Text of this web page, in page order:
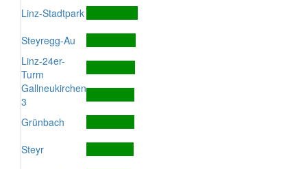
Linz-Stadtpark
Steyregg-Au
Linz-24er-
Turm
Gallneukirchen
3
Grünbach
Steyr